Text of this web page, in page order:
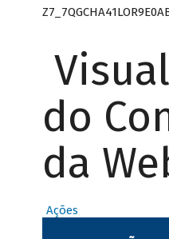
do
da
Ações